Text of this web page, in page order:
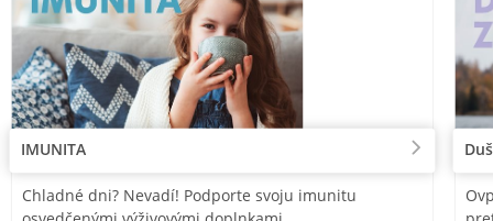
IMUNITA
Chladné dni? Nevadí! Podporte svoju imunitu